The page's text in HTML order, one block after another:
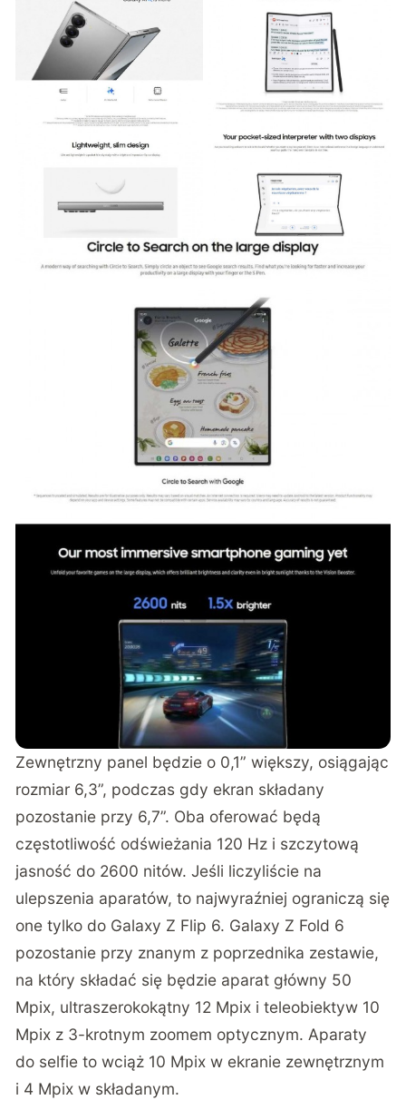
Zewnętrzny panel będzie o 0,1” większy, osiągając
rozmiar 6,3”, podczas gdy ekran składany
pozostanie przy 6,7”. Oba oferować będą
częstotliwość odświeżania 120 Hz i szczytową
jasność do 2600 nitów. Jeśli liczyliście na
ulepszenia aparatów, to najwyraźniej ograniczą się
one tylko do Galaxy Z Flip 6. Galaxy Z Fold 6
pozostanie przy znanym z poprzednika zestawie,
na który składać się będzie aparat główny 50
Mpix, ultraszerokokątny 12 Mpix i teleobiektyw 10
Mpix z 3-krotnym zoomem optycznym. Aparaty
do selfie to wciąż 10 Mpix w ekranie zewnętrznym
i 4 Mpix w składanym.